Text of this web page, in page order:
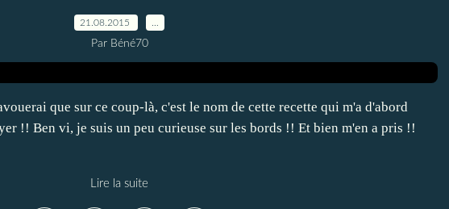
21.08.2015
Par Béné70
que sur ce coup-là, c'est le nom de cette recette qui m'a d'abord
!! Ben vi, je suis un peu curieuse sur les bords !! Et bien m'en a pris !!
Lire la suite